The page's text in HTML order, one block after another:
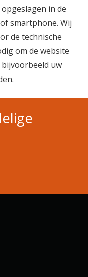
in de
smartphone. Wij
de technische
om de website
uw